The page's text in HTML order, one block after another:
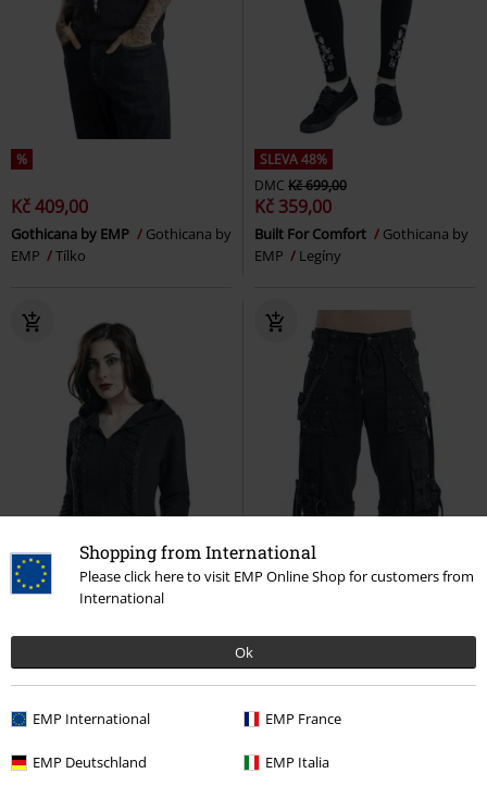
Shopping from International
Please click here to visit EMP Online Shop for customers from
International
Ok
EMP International EMP France
EMP Deutschland EMP Italia
%
Kč 409,00
Gothicana by EMP
Gothicana by
EMP
Tílko
SLEVA 48%
DMC Kč 699,00
Kč 359,00
Built For Comfort
Gothicana by
EMP
Legíny
DMC Od Kč 1.899,00
The Witching Hour
DMCOdKč 2.499,00
Abaddon